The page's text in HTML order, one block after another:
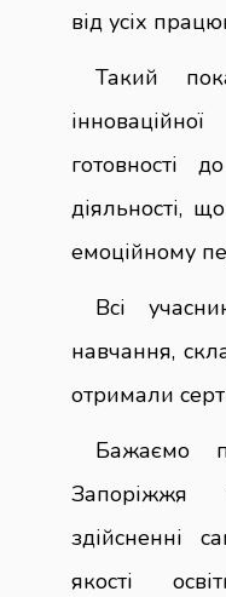
від усіх
Такий
готовності
діяльності,
емоційному
Всі
навчання,
отримали
Бажаємо
Запоріжжя
здійсненні
якості